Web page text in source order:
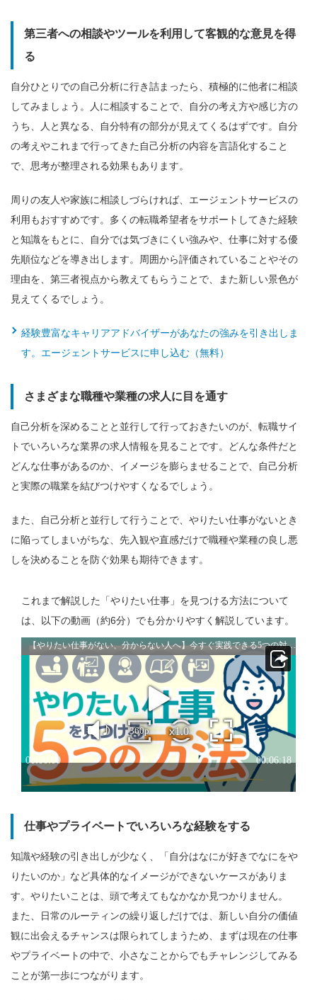
第三者への相談やツールを利用して客観的な意見を得
る
自分ひとりでの自己分析に行き詰まったら、積極的に他者に相談
してみましょう。人に相談することで、自分の考え方や感じ方の
うち、人と異なる、自分特有の部分が見えてくるはずです。自分
の考えやこれまで行ってきた自己分析の内容を言語化すること
で、思考が整理される効果もあります。
周りの友人や家族に相談しづらければ、エージェントサービスの
利用もおすすめです。多くの転職希望者をサポートしてきた経験
と知識をもとに、自分では気づきにくい強みや、仕事に対する優
先順位などを導き出します。周囲から評価されていることやその
理由を、第三者視点から教えてもらうことで、また新しい景色が
見えてくるでしょう。
経験豊富なキャリアアドバイザーがあなたの強みを引き出しま
す。エージェントサービスに申し込む（無料）
さまざまな職種や業種の求人に目を通す
自己分析を深めることと並行して行っておきたいのが、転職サイ
トでいろいろな業界の求人情報を見ることです。どんな条件だと
どんな仕事があるのか、イメージを膨らませることで、自己分析
と実際の職業を結びつけやすくなるでしょう。
また、自己分析と並行して行うことで、やりたい仕事がないとき
に陥ってしまいがちな、先入観や直感だけで職種や業種の良し悪
しを決めることを防ぐ効果も期待できます。
これまで解説した「やりたい仕事」を見つける方法について
は、
以下の動画（約6分）でも分かりやすく解説しています。
仕事やプライベートでいろいろな経験をする
知識や経験の引き出しが少なく、「自分はなにが好きでなにをや
りたいのか」など具体的なイメージができないケースがありま
す。やりたいことは、頭で考えてもなかなか見つかりません。
また、日常のルーティンの繰り返しだけでは、新しい自分の価値
観に出会えるチャンスは限られてしまうため、まずは現在の仕事
やプライベートの中で、小さなことからでもチャレンジしてみる
ことが第一歩につながります。